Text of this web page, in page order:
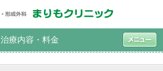
治療内容・料金